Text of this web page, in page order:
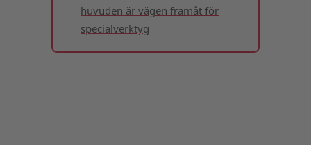
huvuden är vägen framåt för
specialverktyg